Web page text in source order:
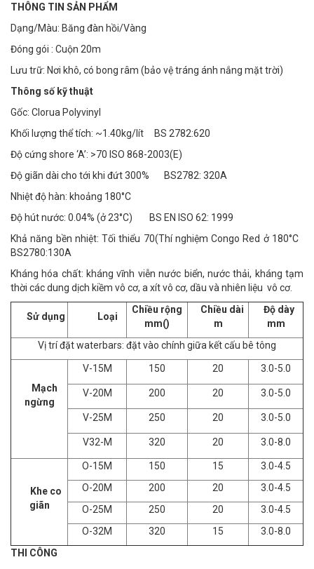
THÔNG TIN SẢN PHẨM
Dạng/Màu: Băng đàn hồi/Vàng
Đóng gói : Cuộn 20m
Lưu trữ: Nơi khô, có bong râm (bảo vệ tráng ánh nắng mặt trời)
Thông số kỹ thuật
Gốc: Clorua Polyvinyl
Khối lượng thể tích: ~1.40kg/lít BS 2782:620
Độ cứng shore ‘A’: >70 ISO 868-2003(E)
Độ giãn dài cho tới khi đứt 300% BS2782: 320A
Nhiệt độ hàn: khoảng 180°C
Độ hút nước: 0.04% (ở 23°C) BS EN ISO 62: 1999
Khả năng bền nhiệt: Tối thiểu 70(Thí nghiệm Congo Red ở 180°C
BS2780:130A
Kháng hóa chất: kháng vĩnh viễn nước biển, nước thải, kháng tạm
thời các dung dịch kiềm vô cơ, a xít vô cơ, dầu và nhiên liệu vô cơ.
Sử dụng Loại
Chiều rộng
mm()
Chiều dài
m
Độ dày
mm
Vị trí đặt waterbars: đặt vào chính giữa kết cấu bê tông
Mạch
ngừng
V-15M 150 20 3.0-5.0
V-20M 200 20 3.0-5.0
V-25M 250 20 3.0-5.0
V32-M 320 20 3.0-8.0
Khe co
giãn
O-15M 150 15
3.0-4.5
O-20M
200 20
3.0-4.5
O-25M
250 20
3.0-4.5
O-32M
320 15
3.0-8.0
THI CÔNG